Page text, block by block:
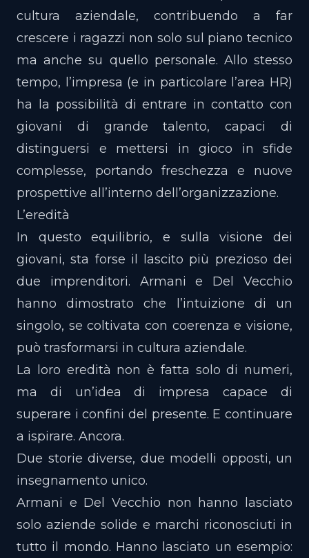
cultura aziendale, contribuendo a far
crescere i ragazzi non solo sul piano tecnico
ma anche su quello personale. Allo stesso
tempo, l’impresa (e in particolare l’area HR)
ha la possibilità di entrare in contatto con
giovani di grande talento, capaci di
distinguersi e mettersi in gioco in sfide
complesse, portando freschezza e nuove
prospettive all’interno dell’organizzazione.
L’eredità
In questo equilibrio, e sulla visione dei
giovani, sta forse il lascito più prezioso dei
due imprenditori. Armani e Del Vecchio
hanno dimostrato che l’intuizione di un
singolo, se coltivata con coerenza e visione,
può trasformarsi in cultura aziendale.
La loro eredità non è fatta solo di numeri,
ma di un’idea di impresa capace di
superare i confini del presente. E continuare
a ispirare. Ancora.
Due storie diverse, due modelli opposti, un
insegnamento unico.
Armani e Del Vecchio non hanno lasciato
solo aziende solide e marchi riconosciuti in
tutto il mondo. Hanno lasciato un esempio: